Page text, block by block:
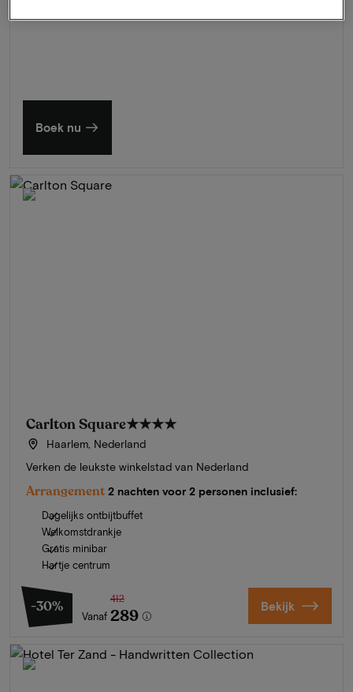
Boek nu
Carlton Square★★★★
Haarlem, Nederland
Verken de leukste winkelstad van Nederland
Arrangement 2 nachten voor 2 personen inclusief:
Dagelijks ontbijtbuffet
Welkomstdrankje
Gratis minibar
Hartje centrum
-30%
Vanaf
412
289 Bekijk